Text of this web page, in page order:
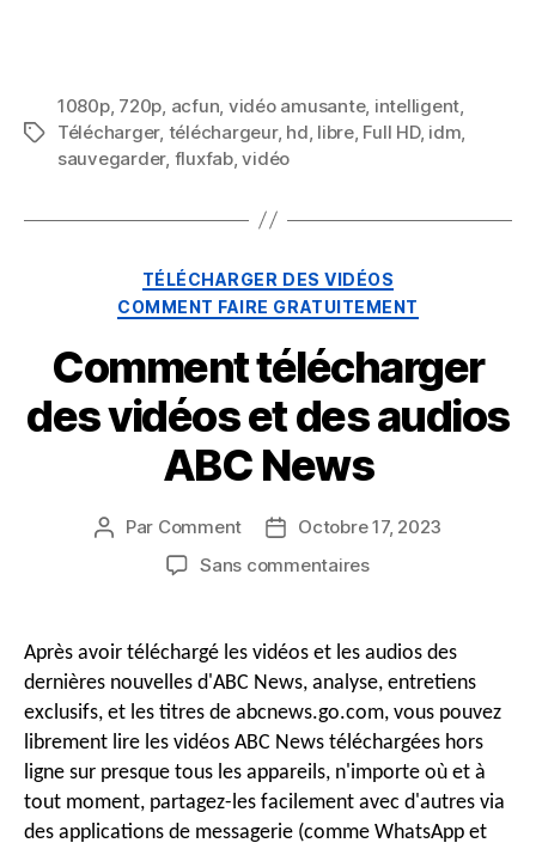
Mots
1080p, 720p acfun vidéo amusante, intelligent
Télécharger, téléchargeur, hd libre, Full HD, idm
sauvegarder, fluxfab,vidéo
Catégories
TÉLÉCHARGER DES VIDÉOS
COMMENT FAIRE GRATUITEMENT
Comment télécharger
des vidéos et des audios
ABC News
Auteur
message
Par Comment
DateOctobre 17, 2023
Sans commentairessur
des
et
des
audios
ABC
News
Après avoir téléchargé les vidéos et les audios des
dernières nouvelles d'ABC News, analyse, entretiens
exclusifs, et les titres de abcnews.go.com, vous pouvez
librement lire les vidéos ABC News téléchargées hors
ligne sur presque tous les appareils, n'importe où et à
tout moment, partagez-les facilement avec d'autres via
des applications de messagerie (comme WhatsApp et